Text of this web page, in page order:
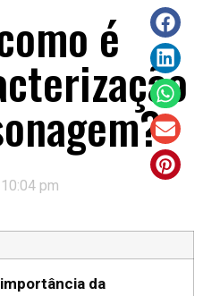
é
10:04 pm
da